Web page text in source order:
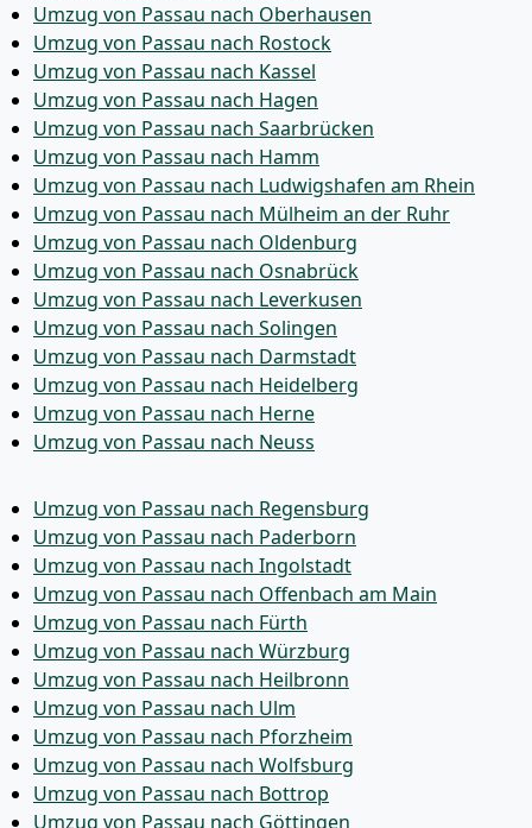
Umzug von Passau nach Oberhausen
Umzug von Passau nach Rostock
Umzug von Passau nach Kassel
Umzug von Passau nach Hagen
Umzug von Passau nach Saarbrücken
Umzug von Passau nach Hamm
Umzug von Passau nach Ludwigshafen am Rhein
Umzug von Passau nach Mülheim an der Ruhr
Umzug von Passau nach Oldenburg
Umzug von Passau nach Osnabrück
Umzug von Passau nach Leverkusen
Umzug von Passau nach Solingen
Umzug von Passau nach Darmstadt
Umzug von Passau nach Heidelberg
Umzug von Passau nach Herne
Umzug von Passau nach Neuss
Umzug von Passau nach Regensburg
Umzug von Passau nach Paderborn
Umzug von Passau nach Ingolstadt
Umzug von Passau nach Offenbach am Main
Umzug von Passau nach Fürth
Umzug von Passau nach Würzburg
Umzug von Passau nach Heilbronn
Umzug von Passau nach Ulm
Umzug von Passau nach Pforzheim
Umzug von Passau nach Wolfsburg
Umzug von Passau nach Bottrop
Umzug von Passau nach Göttingen